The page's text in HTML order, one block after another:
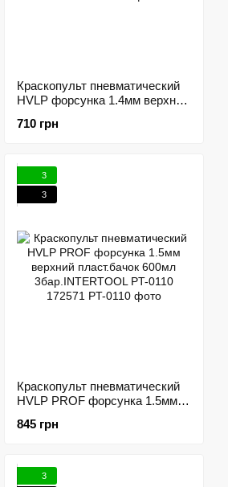
Краскопульт пневматический
HVLP форсунка 1.4мм верхний
3бар.INTERTOOL PT-0103
710 грн
3
3
Краскопульт пневматический
HVLP PROF форсунка 1.5мм
3бар.INTERTOOL PT-0110
845 грн
3